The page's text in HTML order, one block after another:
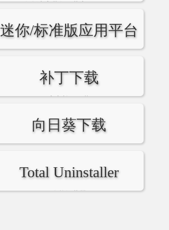
各版本安装包下载密码：31rw
迷你/标准版应用平台
补丁下载
官方补丁下载
向日葵下载
xrk.kingdee.vip
Total Uninstaller
全能卸载器